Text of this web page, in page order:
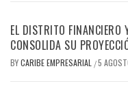
EL DISTRITO FINANCIERO
CONSOLIDA SU
BYCARIBE EMPRESARIAL /5